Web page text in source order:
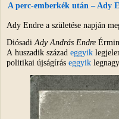
A perc-emberkék után – Ady
Ady Endre a születése napján
Diósadi Ady András Endre
A huszadik század eggyik
politikai újságírás eggyik